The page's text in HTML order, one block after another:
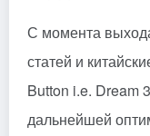
С момента
статей и
Button i.e. Dream
дальнейшей